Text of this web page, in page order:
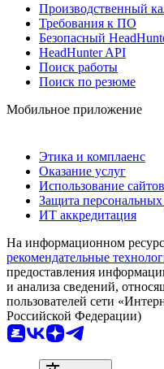
Производственный
Требования к ПО
Безопасный
HeadHunter API
Поиск работы
Поиск по резюме
Мобильное приложение
Этика и комплаенс
Оказание услуг
Использование сайтов
Защита
ИТ аккредитация
На информационном
рекомендательные
предоставления
и анализа сведений,
пользователей сети
Российской Федерации)